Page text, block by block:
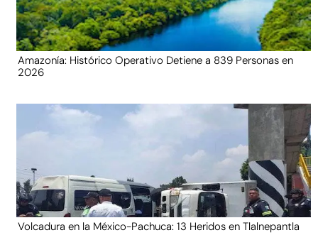
Amazonía: Histórico Operativo Detiene a 839 Personas en
2026
Volcadura en la México-Pachuca: 13 Heridos en Tlalnepantla